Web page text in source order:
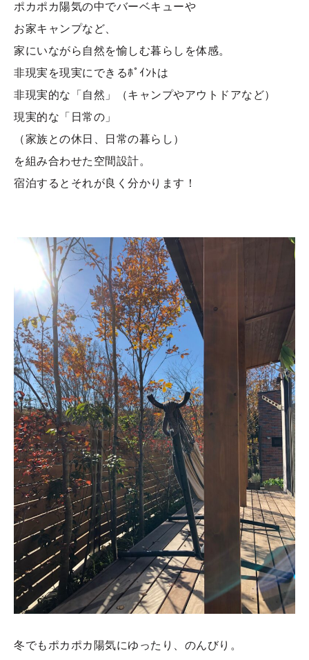
ポカポカ陽気の中でバーベキューや
お家キャンプなど、
家にいながら自然を愉しむ暮らしを体感。
非現実を現実にできるﾎﾟｲﾝﾄは
非現実的な「自然」（キャンプやアウトドアなど）
現実的な「日常の」
（家族との休日、日常の暮らし）
を組み合わせた空間設計。
宿泊するとそれが良く分かります！
冬でもポカポカ陽気にゆったり、のんびり。